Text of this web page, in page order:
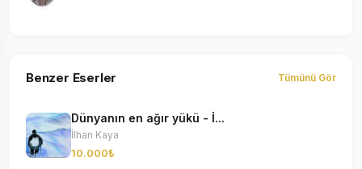
Benzer Eserler Tümünü Gör
Dünyanın en ağır yükü - İ...
İlhan Kaya
10.000₺